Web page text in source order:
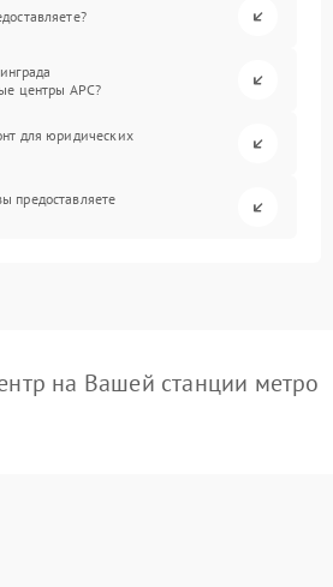
центры APC?
для юридических
предоставляете
на Вашей станции метро